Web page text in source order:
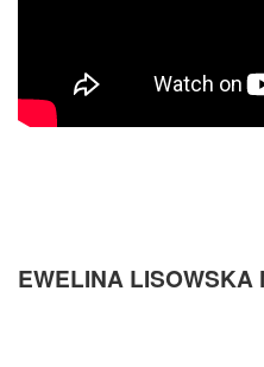
EWELINA